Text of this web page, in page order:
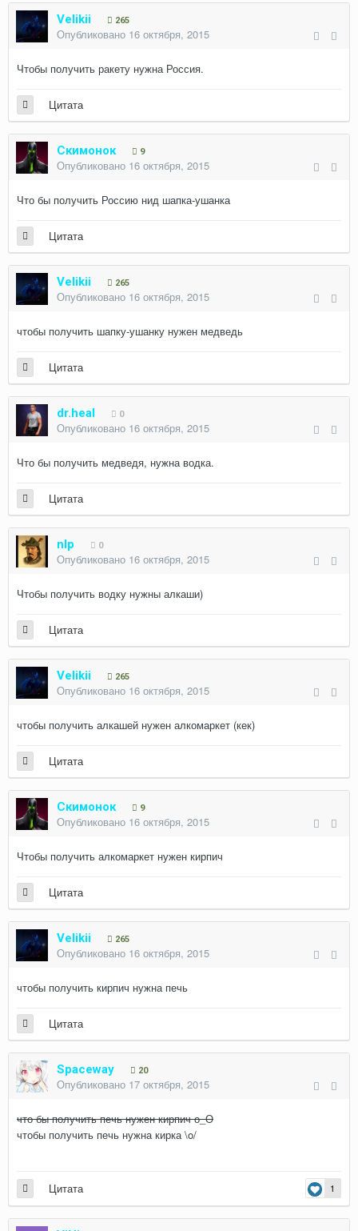
Velikii 265
Опубликовано 16 октября, 2015
Чтобы получить ракету нужна Россия.
Цитата
Скимонок 9
Опубликовано 16 октября, 2015
Что бы получить Россию нид шапка-ушанка
Цитата
Velikii 265
Опубликовано 16 октября, 2015
чтобы получить шапку-ушанку нужен медведь
Цитата
dr.heal 0
Опубликовано 16 октября, 2015
Что бы получить медведя, нужна водка.
Цитата
nlp 0
Опубликовано 16 октября, 2015
Чтобы получить водку нужны алкаши)
Цитата
Velikii 265
Опубликовано 16 октября, 2015
чтобы получить алкашей нужен алкомаркет (кек)
Цитата
Скимонок 9
Опубликовано 16 октября, 2015
Чтобы получить алкомаркет нужен кирпич
Цитата
Velikii 265
Опубликовано 16 октября, 2015
чтобы получить кирпич нужна печь
Цитата
Spaceway 20
Опубликовано 17 октября, 2015
что бы получить печь нужен кирпич о_О
чтобы получить печь нужна кирка \o/
1
Цитата